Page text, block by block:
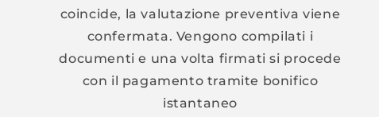
coincide, la valutazione preventiva viene
confermata. Vengono compilati i
documenti e una volta firmati si procede
con il pagamento tramite bonifico
istantaneo